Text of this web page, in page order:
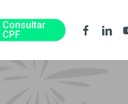
Consultar
CPF
Facebook